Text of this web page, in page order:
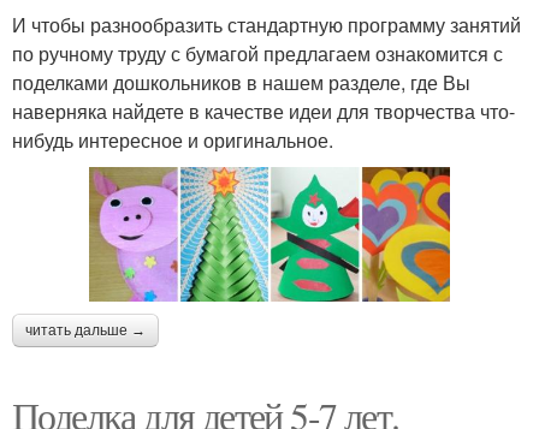
И чтобы разнообразить стандартную программу занятий
по ручному труду с бумагой предлагаем ознакомится с
поделками дошкольников в нашем разделе, где Вы
наверняка найдете в качестве идеи для творчества что-
нибудь интересное и оригинальное.
читать дальше →
Поделка для детей 5-7 лет.